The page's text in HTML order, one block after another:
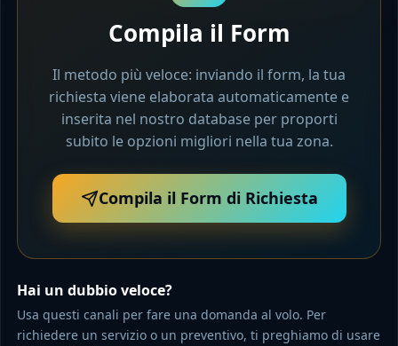
Compila il Form
Il metodo più veloce: inviando il form, la tua
richiesta viene elaborata automaticamente e
inserita nel nostro database per proporti
subito le opzioni migliori nella tua zona.
Compila il Form di Richiesta
Hai un dubbio veloce?
Usa questi canali per fare una domanda al volo. Per
richiedere un servizio o un preventivo, ti preghiamo di usare